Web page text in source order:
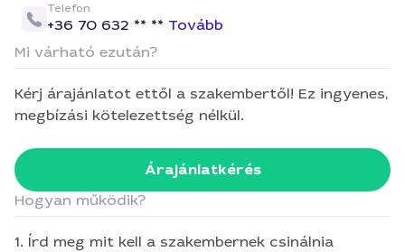
Telefon
+36 70 632 ** ** Tovább
Mi várható ezután?
Kérj árajánlatot ettől a szakembertől! Ez ingyenes,
megbízási kötelezettség nélkül.
Árajánlatkérés
Hogyan működik?
1. Írd meg mit kell a szakembernek csinálnia